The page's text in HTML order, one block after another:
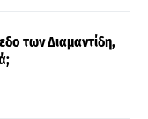
των Διαμαντίδη,